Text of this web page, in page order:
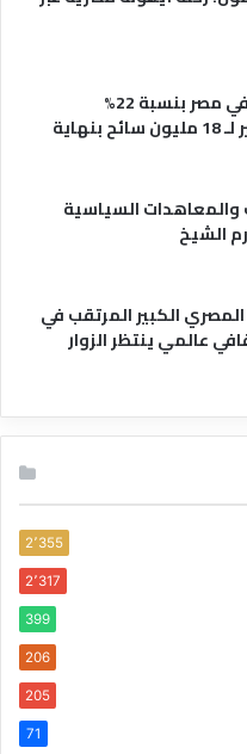
زيادة السياحة في مصر بنسبة 22%
والتوقعات تشير لـ 18 مليون سائح بنهاية
والمعاهدات السياسية
الشيخ
الكبير المرتقب في
عالمي ينتظر الزوار
2٬355
2٬317
399
206
205
71